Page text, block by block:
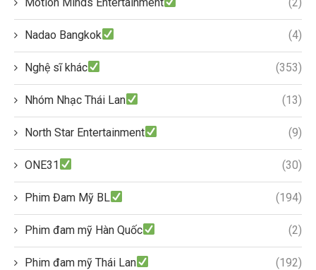
Nadao Bangkok (4)
Nghệ sĩ khác (353)
Nhóm Nhạc Thái Lan (13)
North Star Entertainment (9)
ONE31 (30)
Phim Đam Mỹ BL (194)
Phim đam mỹ Hàn Quốc (2)
Phim đam mỹ Thái Lan (192)